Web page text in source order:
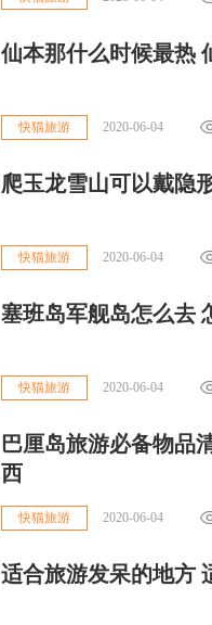
仙本那什么时候最热
快猫旅游 2020-06-04
爬玉龙雪山可以戴隐
快猫旅游 2020-06-04
塞班岛军舰岛怎么去
快猫旅游 2020-06-04
巴厘岛旅游必备物品
西
快猫旅游 2020-06-04
适合旅游发呆的地方